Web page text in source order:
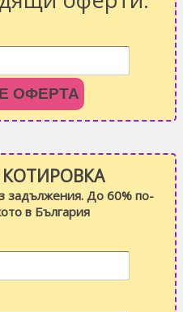
ОФЕРТА
До 60% по-
в България